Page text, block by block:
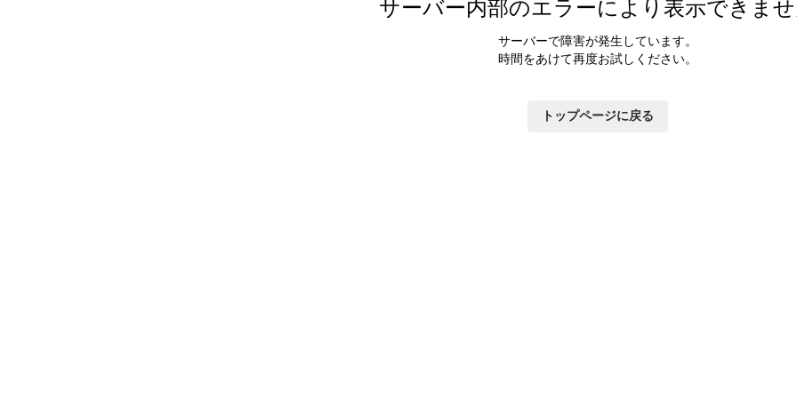
サーバー内部のエラーにより表示できま
サーバーで障害が発生しています。
時間をあけて再度お試しください。
トップページに戻る